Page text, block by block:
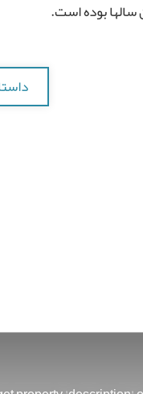
سالها بوده است.